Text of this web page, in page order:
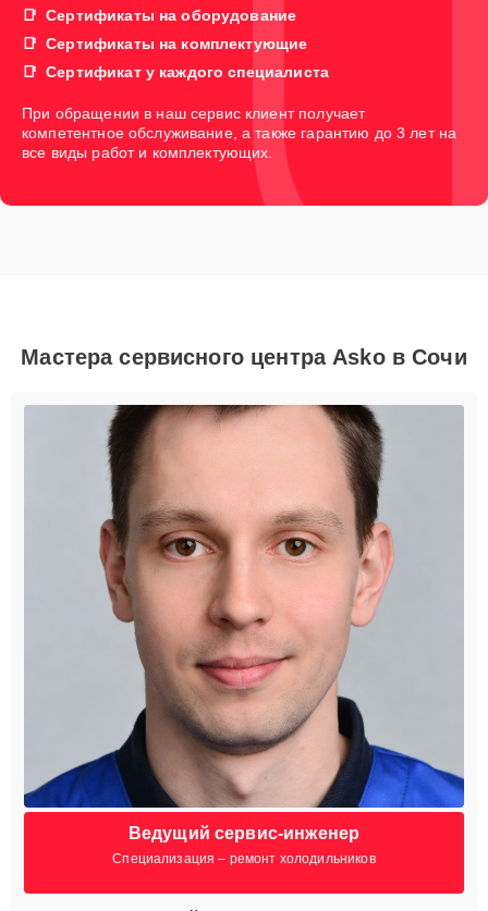
Сертификаты на оборудование
Сертификаты на комплектующие
Сертификат у каждого специалиста
При обращении в наш сервис клиент получает
компетентное обслуживание, а также гарантию до 3 лет на
все виды работ и комплектующих.
Мастера сервисного центра Asko в Сочи
Ведущий сервис-инженер
Специализация – ремонт холодильников